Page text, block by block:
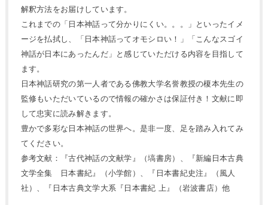
解釈方法をお届けしています。
これまでの「日本神話って分かりにくい。。。」といったイメ
ージを払拭し、「日本神話ってオモシロい！」「こんなスゴイ
神話が日本にあったんだ」と感じていただける内容を目指して
ます。
日本神話研究の第一人者である佛教大学名誉教授の榎本先生の
監修もいただいているので情報の確かさは保証付き！文献に即
して忠実に読み解きます。
豊かで多彩な日本神話の世界へ。是非一度、足を踏み入れてみ
てください。
参考文献：『古代神話の文献学』（塙書房）、『新編日本古典
文学全集 日本書紀』（小学館）、『日本書紀史注』（風人
社）、『日本古典文学大系『日本書紀 上』（岩波書店）他